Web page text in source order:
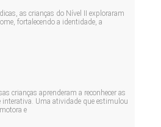
as crianças do Nível II exploraram
fortalecendo a identidade, a
crianças aprenderam a reconhecer as
interativa. Uma atividade que estimulou
e